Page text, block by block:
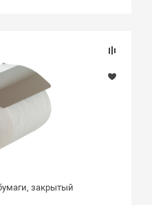
закрытый